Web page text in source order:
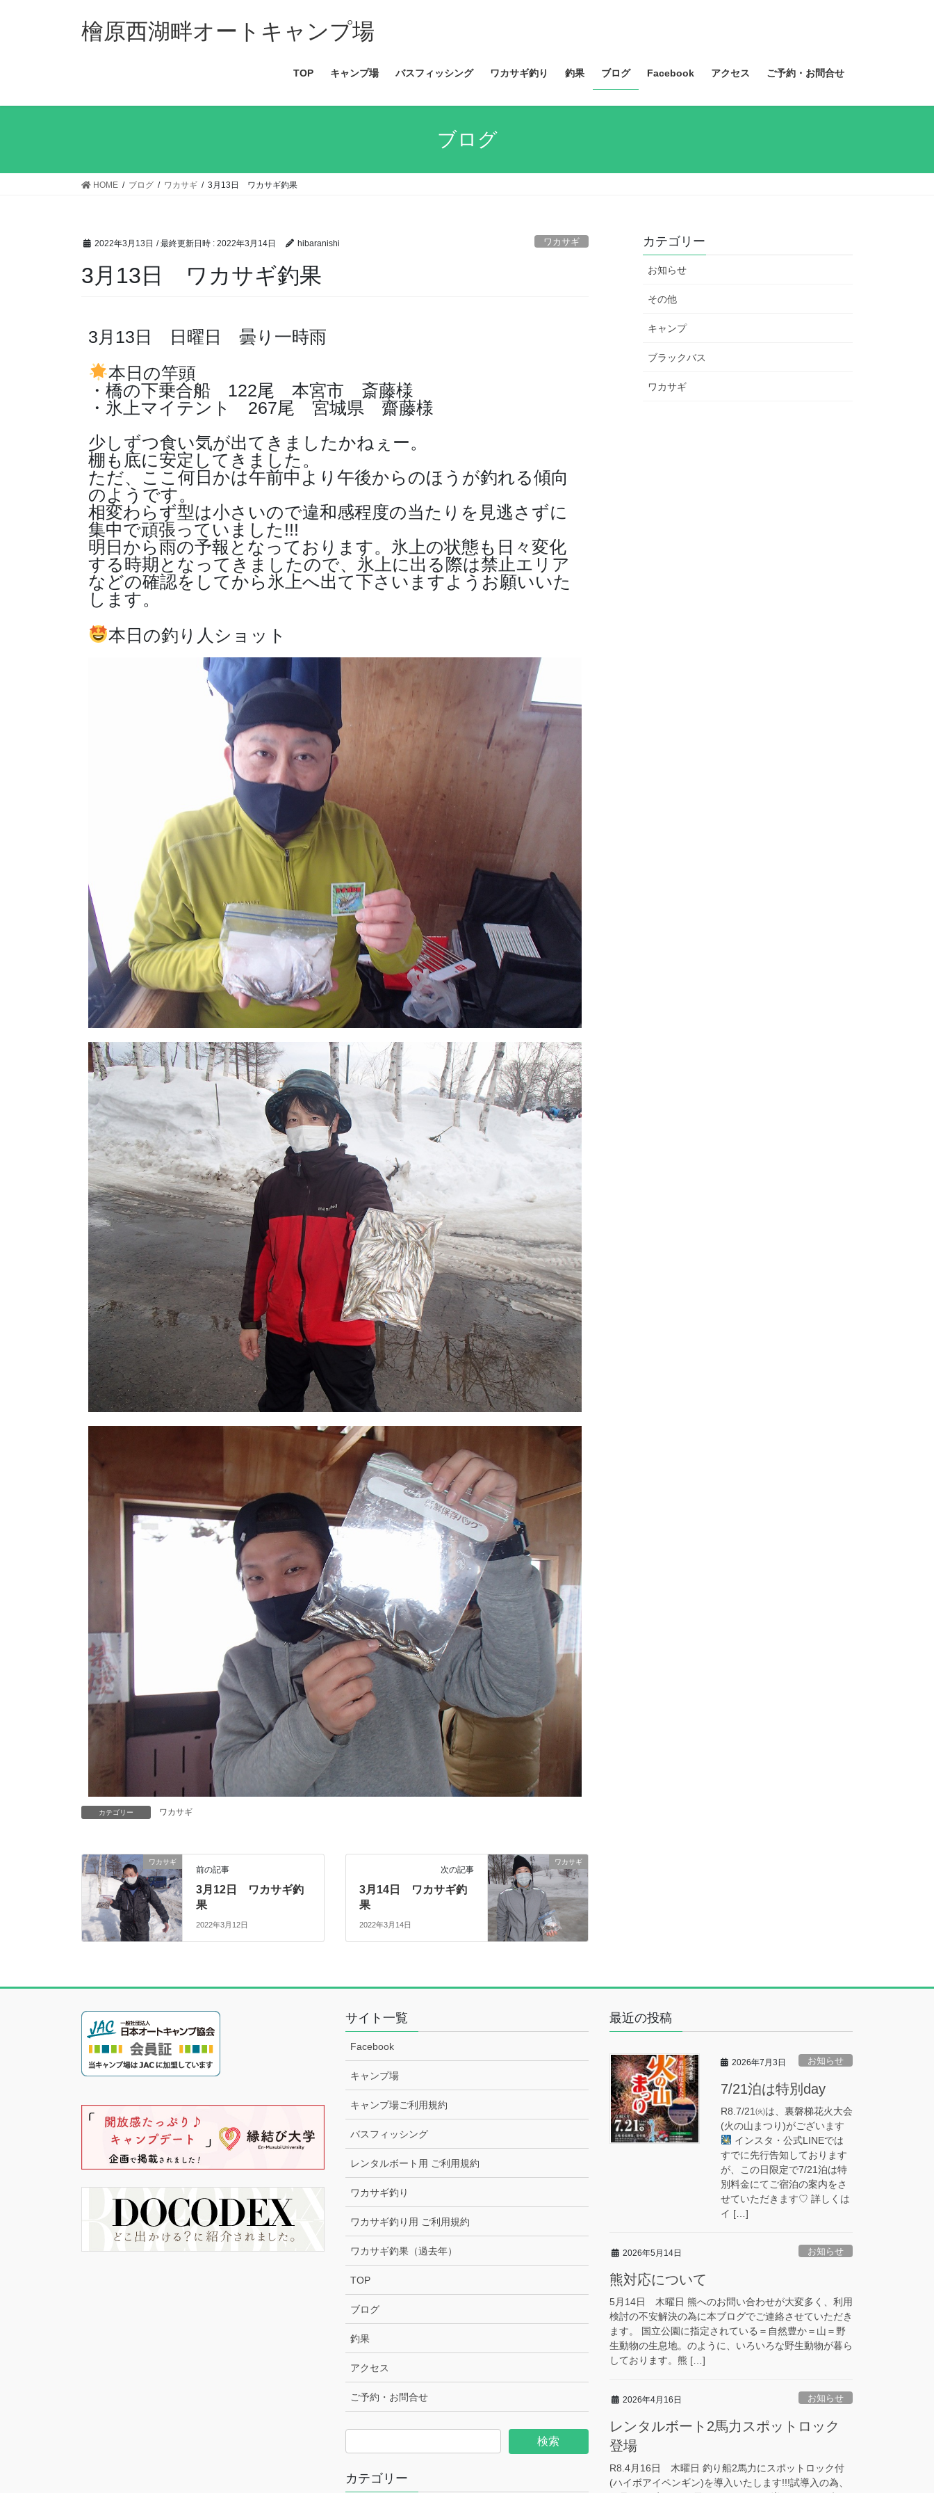
檜原西湖畔オートキャンプ場
TOP キャンプ場 バスフィッシング ワカサギ釣り 釣果 ブログ Facebook アクセス ご予約・お問合せ
ブログ
HOME ブログ ワカサギ 3月13日 ワカサギ釣果
2022年3月13日 / 最終更新日時 : 2022年3月14日 hibaranishi ワカサギ
3月13日 ワカサギ釣果
3月13日 日曜日 曇り一時雨
本日の竿頭
・橋の下乗合船 122尾 本宮市 斎藤様
・氷上マイテント 267尾 宮城県 齋藤様
少しずつ食い気が出てきましたかねぇー。
棚も底に安定してきました。
ただ、ここ何日かは午前中より午後からのほうが釣れる傾向
のようです。
相変わらず型は小さいので違和感程度の当たりを見逃さずに
集中で頑張っていました!!!
明日から雨の予報となっております。氷上の状態も日々変化
する時期となってきましたので、氷上に出る際は禁止エリア
などの確認をしてから氷上へ出て下さいますようお願いいた
します。
本日の釣り人ショット
カテゴリー ワカサギ
ワカサギ
前の記事
3月12日 ワカサギ釣
果
2022年3月12日
ワカサギ
次の記事
3月14日 ワカサギ釣
果
2022年3月14日
カテゴリー
お知らせ
その他
キャンプ
ブラックバス
ワカサギ
サイト一覧
Facebook
キャンプ場
キャンプ場ご利用規約
バスフィッシング
レンタルボート用 ご利用規約
ワカサギ釣り
ワカサギ釣り用 ご利用規約
ワカサギ釣果（過去年）
TOP
ブログ
釣果
アクセス
ご予約・お問合せ
カテゴリー
最近の投稿
2026年7月3日 お知らせ
7/21泊は特別day
R8.7/21㈫は、裏磐梯花火大会
(火の山まつり)がございます
インスタ・公式LINEでは
すでに先行告知しております
が、この日限定で7/21泊は特
別料金にてご宿泊の案内をさ
せていただきます♡ 詳しくは
イ […]
2026年5月14日 お知らせ
熊対応について
5月14日 木曜日 熊へのお問い合わせが大変多く、利用
検討の不安解決の為に本ブログでご連絡させていただき
ます。 国立公園に指定されている＝自然豊か＝山＝野
生動物の生息地。のように、いろいろな野生動物が暮ら
しております。熊 […]
2026年4月16日 お知らせ
レンタルボート2馬力スポットロック
登場
R8.4月16日 木曜日 釣り船2馬力にスポットロック付
(ハイボアイペンギン)を導入いたします!!!試導入の為、